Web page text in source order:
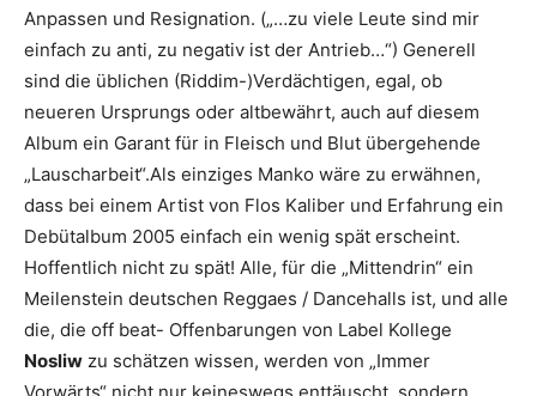
Anpassen und Resignation. („…zu viele Leute sind mir
einfach zu anti, zu negativ ist der Antrieb…“) Generell
sind die üblichen (Riddim-)Verdächtigen, egal, ob
neueren Ursprungs oder altbewährt, auch auf diesem
Album ein Garant für in Fleisch und Blut übergehende
„Lauscharbeit“.Als einziges Manko wäre zu erwähnen,
dass bei einem Artist von Flos Kaliber und Erfahrung ein
Debütalbum 2005 einfach ein wenig spät erscheint.
Hoffentlich nicht zu spät! Alle, für die „Mittendrin“ ein
Meilenstein deutschen Reggaes / Dancehalls ist, und alle
die, die off beat- Offenbarungen von Label Kollege
Nosliw zu schätzen wissen, werden von „Immer